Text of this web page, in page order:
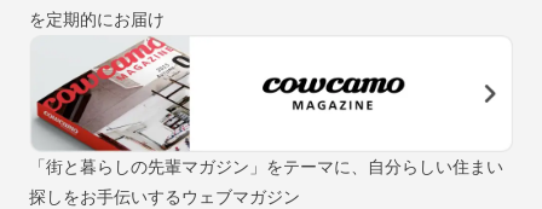
を定期的にお届け
「街と暮らしの先輩マガジン」をテーマに、自分らしい住まい
探しをお手伝いするウェブマガジン